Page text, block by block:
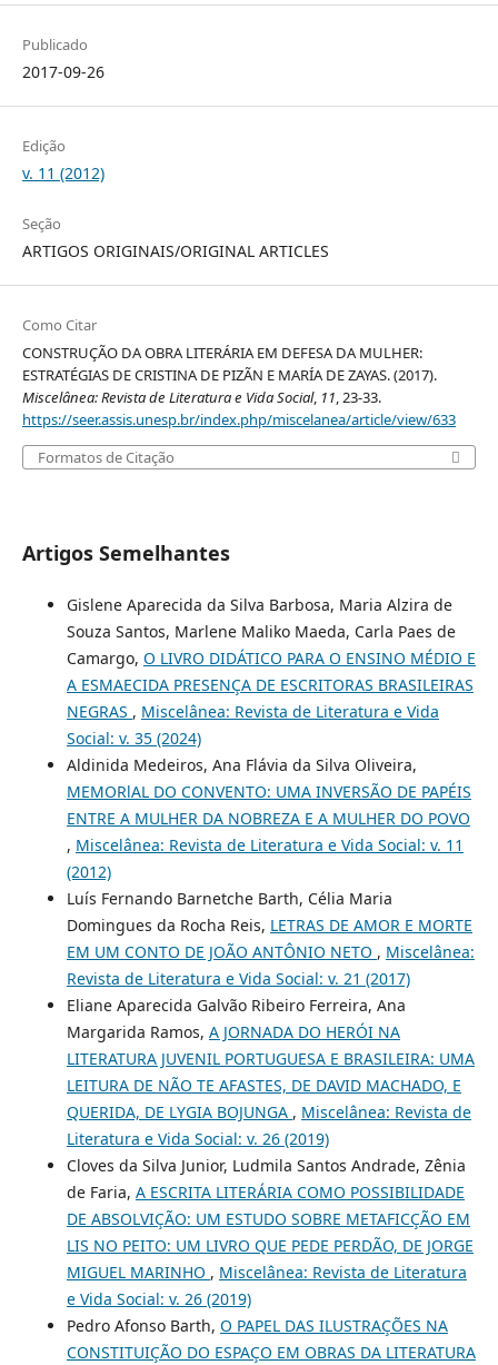
Publicado
2017-09-26
Edição
v. 11 (2012)
Seção
ARTIGOS ORIGINAIS/ORIGINAL ARTICLES
Como Citar
CONSTRUÇÃO DA OBRA LITERÁRIA EM DEFESA DA MULHER:
ESTRATÉGIAS DE CRISTINA DE PIZÃN E MARÍA DE ZAYAS. (2017).
Miscelânea: Revista de Literatura e Vida Social, 11, 23-33.
https://seer.assis.unesp.br/index.php/miscelanea/article/view/633
Formatos de Citação
Artigos Semelhantes
Gislene Aparecida da Silva Barbosa, Maria Alzira de
Souza Santos, Marlene Maliko Maeda, Carla Paes de
Camargo, O LIVRO DIDÁTICO PARA O ENSINO MÉDIO E
A ESMAECIDA PRESENÇA DE ESCRITORAS BRASILEIRAS
NEGRAS , Miscelânea: Revista de Literatura e Vida
Social: v. 35 (2024)
Aldinida Medeiros, Ana Flávia da Silva Oliveira,
MEMORlAL DO CONVENTO: UMA INVERSÃO DE PAPÉIS
ENTRE A MULHER DA NOBREZA E A MULHER DO POVO
, Miscelânea: Revista de Literatura e Vida Social: v. 11
(2012)
Luís Fernando Barnetche Barth, Célia Maria
Domingues da Rocha Reis, LETRAS DE AMOR E MORTE
EM UM CONTO DE JOÃO ANTÔNIO NETO , Miscelânea:
Revista de Literatura e Vida Social: v. 21 (2017)
Eliane Aparecida Galvão Ribeiro Ferreira, Ana
Margarida Ramos, A JORNADA DO HERÓI NA
LITERATURA JUVENIL PORTUGUESA E BRASILEIRA: UMA
LEITURA DE NÃO TE AFASTES, DE DAVID MACHADO, E
QUERIDA, DE LYGIA BOJUNGA , Miscelânea: Revista de
Literatura e Vida Social: v. 26 (2019)
Cloves da Silva Junior, Ludmila Santos Andrade, Zênia
de Faria, A ESCRITA LITERÁRIA COMO POSSIBILIDADE
DE ABSOLVIÇÃO: UM ESTUDO SOBRE METAFICÇÃO EM
LIS NO PEITO: UM LIVRO QUE PEDE PERDÃO, DE JORGE
MIGUEL MARINHO , Miscelânea: Revista de Literatura
e Vida Social: v. 26 (2019)
Pedro Afonso Barth, O PAPEL DAS ILUSTRAÇÕES NA
CONSTITUIÇÃO DO ESPAÇO EM OBRAS DA LITERATURA